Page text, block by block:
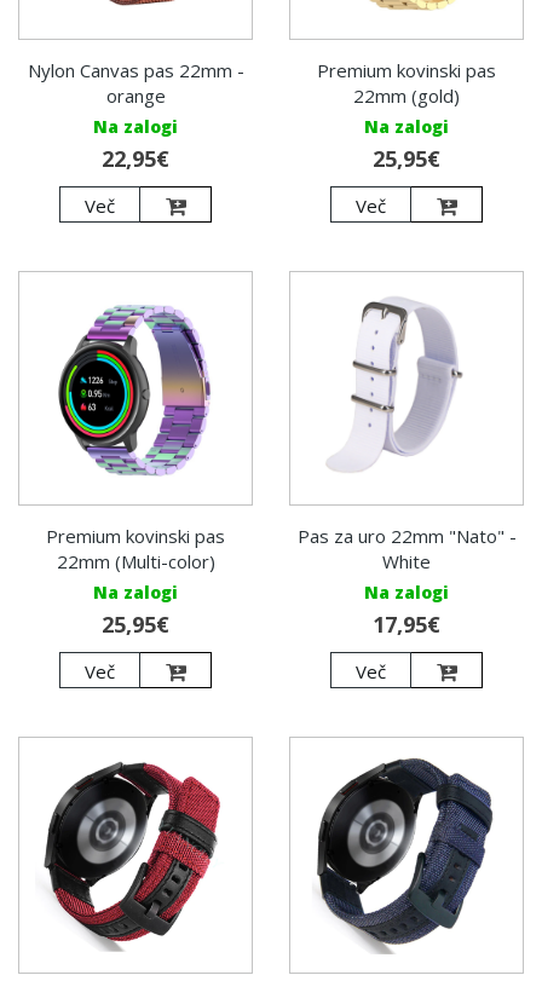
Nylon Canvas pas 22mm -
orange
Na zalogi
22,95€
Več
Premium kovinski pas
22mm (gold)
Na zalogi
25,95€
Več
Premium kovinski pas
22mm (Multi-color)
Na zalogi
25,95€
Več
Pas za uro 22mm "Nato" -
White
Na zalogi
17,95€
Več